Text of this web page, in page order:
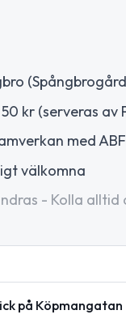
kr (serveras av
med ABF
välkomna
- Kolla alltid
på Köpmangatan